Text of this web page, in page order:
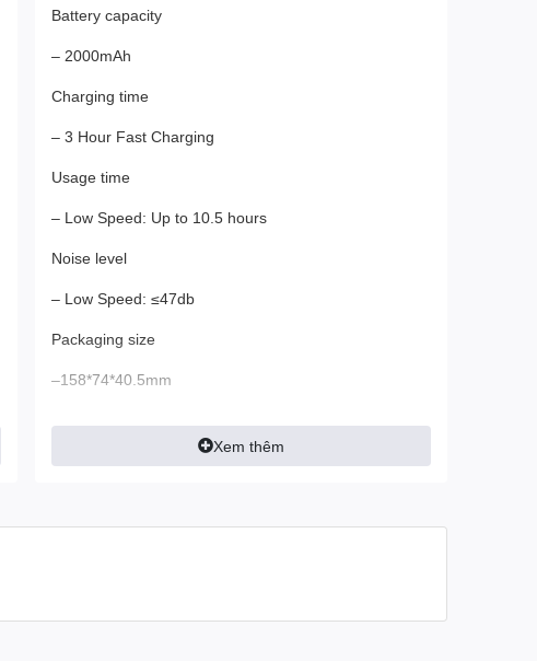
Battery capacity
– 2000mAh
Charging time
– 3 Hour Fast Charging
Usage time
– Low Speed: Up to 10.5 hours
Noise level
– Low Speed: ≤47db
Packaging size
–158*74*40.5mm
– ABS+PC
Xem thêm